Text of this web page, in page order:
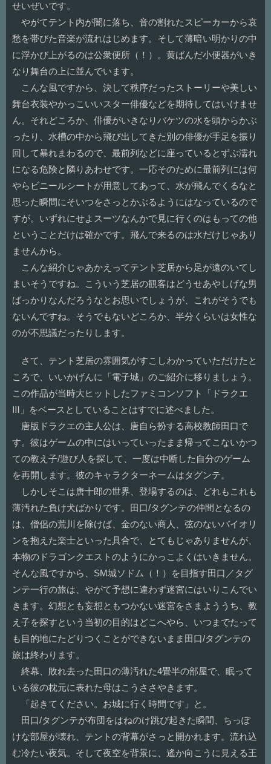
せいぜいです。
やがてテント内が闇に落ち、音の割れたスピーカーから哀
愁を帯びた音楽が流れはじめます。そして薄暗い明かりの中
に浮かび上がるのは公衆便所（！）。黄ばんだ小便器がいき
なり舞台の上に並んでいます。
こんな風ですから、決して秩序だったストーリーや美しい
舞台衣装やかっこいいスター俳優などを期待してはいけませ
ん。それどころか、俳優がいきなりバケツの水を頭からかぶ
ったり、水槽の中から飛び出してきた別の俳優が手足を振り
回して暴れまわるので、最前列などに座っているとずぶ濡れ
になる危険と隣りあわせです。一応そのために最前列には何
やらビニールシートが用意してあって、水が飛んでくるなと
思った瞬間にそいつをさっとかぶるようにはなっているので
すが。いずれにせよスーツなんかで見に行くのはもっての他
ということだけは確かです。飛んで来るのは水だけじゃあり
ませんから。
こんな紹介じゃあかえってテント芝居から足が遠のいてし
まいそうですね。こういう芝居の観客はどうせあやしげな男
ばっかりなんだろうなとお思いでしょうが、これがそうでも
ないんですね。そうでもないどころか、半分くらいは女性な
のが不思議だったりします。
さて、テント芝居の雰囲気がすこしわかっていただけたと
ころで、いいかげんに「電子城」のご紹介に移りましょう。
この作品が当時大ヒットしたファミコンソフト「ドラクエ
Ⅲ」をベースとしていることはすでに述べました。
唐版ドラクエの主人公は、唐自ら扮する高校教師田口で
す。彼はゲームの中にはいっていったまま帰ってこないかつ
ての教え子/遊び人を探して、一度は中断した自分のゲーム
を再開します。彼のキャラクターネームはタグンテ。
しかしそこは唐十郎の世界、登場するのは、どれもこれも
薄汚れた負け犬ばかりです。田口/タグンテの仲間となるの
は、僧侶の荒川を除けば、金のない商人、弦のないバイオリ
ンを抱えた楽士といった具合で、とてもじゃありませんが、
本物のドラゴンクエストのようにかっこよくはいきません。
そんな風ですから、SM城ソドム（！）を目指す田口／タグ
ンテ一行の旅は、やがて予想に違わず迷宮にはいりこんでい
きます。幻想とも妄想ともつかない迷宮をさまよううち、教
え子を探すという当初の目的はどこへやら、いつまでたって
も目的地にたどりつくことができないまま田口/タグンテの
旅は終わります。
終幕、敗れ去った田口の薄汚れた4畳半の部屋で、眠って
いる彼の枕元に表れた母はこうささやきます。
「起きてください。お城に行く時間です」と。
田口/タグンテが布団をはねのけ跳び起きた瞬間、ちっぽ
けな部屋が壊れ、テントの背幕がさっと開かれます。流れ込
む冷たい夜気。そして夜空を背景に、遙か向こうに見える王